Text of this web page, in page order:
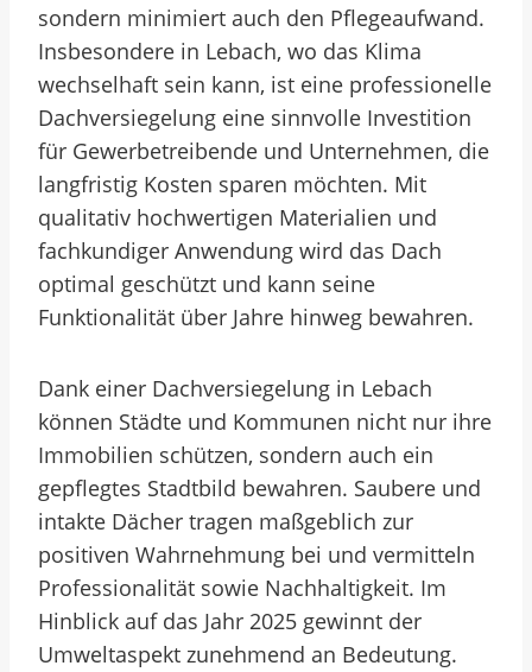
sondern minimiert auch den Pflegeaufwand.
Insbesondere in Lebach, wo das Klima
wechselhaft sein kann, ist eine professionelle
Dachversiegelung eine sinnvolle Investition
für Gewerbetreibende und Unternehmen, die
langfristig Kosten sparen möchten. Mit
qualitativ hochwertigen Materialien und
fachkundiger Anwendung wird das Dach
optimal geschützt und kann seine
Funktionalität über Jahre hinweg bewahren.
Dank einer Dachversiegelung in Lebach
können Städte und Kommunen nicht nur ihre
Immobilien schützen, sondern auch ein
gepflegtes Stadtbild bewahren. Saubere und
intakte Dächer tragen maßgeblich zur
positiven Wahrnehmung bei und vermitteln
Professionalität sowie Nachhaltigkeit. Im
Hinblick auf das Jahr 2025 gewinnt der
Umweltaspekt zunehmend an Bedeutung.